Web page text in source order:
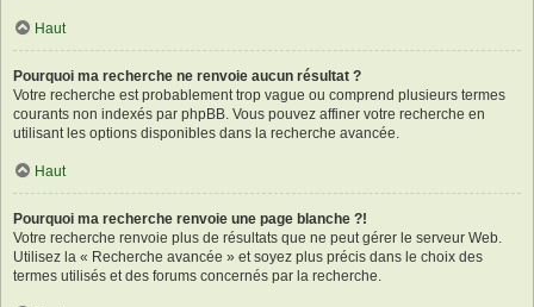
Haut
Pourquoi ma recherche ne renvoie aucun résultat ?
Votre recherche est probablement trop vague ou comprend plusieurs termes
courants non indexés par phpBB. Vous pouvez affiner votre recherche en
utilisant les options disponibles dans la recherche avancée.
Haut
Pourquoi ma recherche renvoie une page blanche ?!
Votre recherche renvoie plus de résultats que ne peut gérer le serveur Web.
Utilisez la « Recherche avancée » et soyez plus précis dans le choix des
termes utilisés et des forums concernés par la recherche.